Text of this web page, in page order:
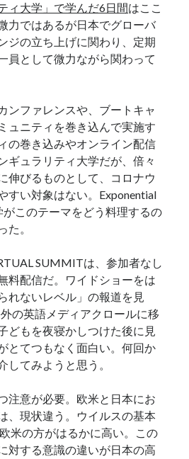
ィ大学」で学んだ6日間はここ
力ではあるが日本でグローバ
ジの立ち上げに関わり、定期
員として微力ながら関わって
ンファレンスや、ブートキャ
ュニティを巻き込んで実施す
の巻き込みやオンライン配信
ギュラリティ大学だが、倍々
伸びるものとして、コロナウ
すい対象はない。Exponential
このテーマをどう料理するの
た。
SUMMITは、参加者なし
料配信だ。ワイドショーをは
れないレベル」の報道を見
の英語メディアクロールに移
どもを夜寝かしつけた後に見
とてつもなく面白い。何回か
してみようと思う。
注意が必要。欧米と日本にお
、現状違う。ウイルスの基本
米の方がはるかに高い。この
対する意識の違いが日本の高